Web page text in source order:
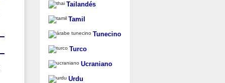
Tailandés
Tamil
Tunecino
Turco
Ucraniano
Urdu